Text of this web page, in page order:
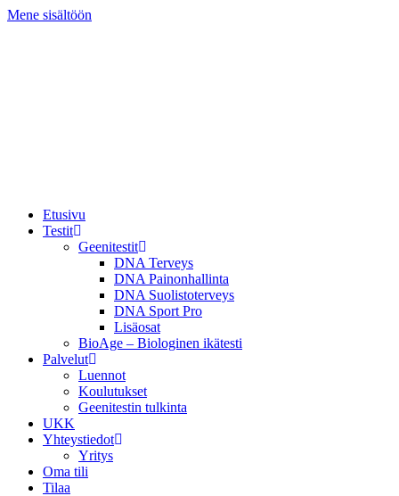
Mene sisältöön
Etusivu
Testit
Geenitestit
DNA Terveys
DNA Painonhallinta
DNA Suolistoterveys
DNA Sport Pro
Lisäosat
BioAge – Biologinen ikätesti
Palvelut
Luennot
Koulutukset
Geenitestin tulkinta
UKK
Yhteystiedot
Yritys
Oma tili
Tilaa